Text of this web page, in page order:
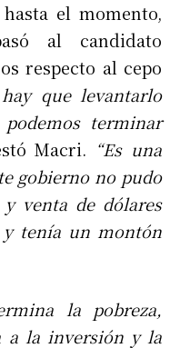
el momento,
al candidato
respecto al cepo
hay que levantarlo
terminar
Macri. “Es una
gobierno no pudo
venta de dólares
tenía un montón
la pobreza,
a la inversión y la